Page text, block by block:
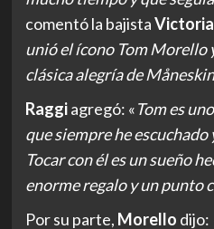
comentó la bajista
unió el ícono Tom Morello
clásica alegría de
Raggiagregó: «Tom es
que siempre he
Tocar con él es un sueño
enorme regalo y un punto
Por su parte, Morello dijo: